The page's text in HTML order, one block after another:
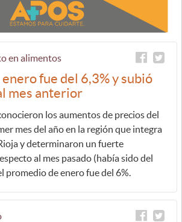
en alimentos
fue del 6,3% y subió
mes anterior
los aumentos de precios del
mes del año en la región que integra
y determinaron un fuerte
al mes pasado (había sido del
promedio de enero fue del 6%.